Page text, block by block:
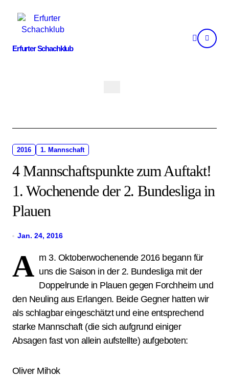
content
Erfurter Schachklub
2016 1. Mannschaft
4 Mannschaftspunkte zum Auftakt!
1. Wochenende der 2. Bundesliga in
Plauen
Jan. 24, 2016
A m 3. Oktoberwochenende 2016 begann für
uns die Saison in der 2. Bundesliga mit der
Doppelrunde in Plauen gegen Forchheim und
den Neuling aus Erlangen. Beide Gegner hatten wir
als schlagbar eingeschätzt und eine entsprechend
starke Mannschaft (die sich aufgrund einiger
Absagen fast von allein aufstellte) aufgeboten:
Oliver Mihok